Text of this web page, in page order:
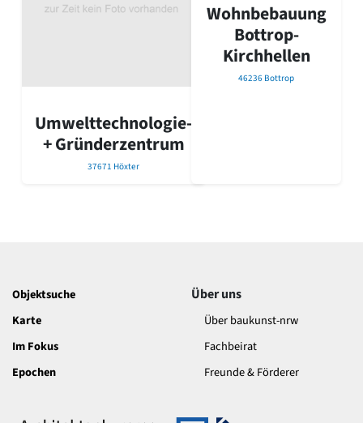
Umwelttechnologie-
+ Gründerzentrum
37671 Höxter
Wohnbebauung
Bottrop-
Kirchhellen
46236 Bottrop
Objektsuche
Karte
Im Fokus
Epochen
Über uns
Über baukunst-nrw
Fachbeirat
Freunde & Förderer